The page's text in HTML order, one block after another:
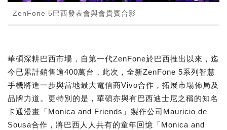
ZenFone 5巴西發表會與會貴賓合影
華碩深耕巴西市場，自第一代ZenFone於巴西推出以來，迄
今已累計銷售逾400萬台，此次，全新ZenFone 5系列智慧
手機將進一步與當地最大電信商Vivo合作，拓展市場佈局及
品牌力道。更特別的是，華碩亦與有巴西迪士尼之稱的知名
卡通漫畫「Monica and Friends」製作公司Mauricio de
Sousa合作，將巴西人人共有的童年回憶「Monica and